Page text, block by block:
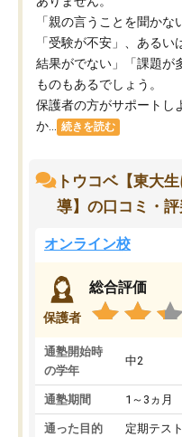
「親の言うことを聞かな
「受験が不安」、あるい
結果がでない」「課題が
ものもあるでしょう。
保護者の方がサポートし
か... 続きを読む
トウコベ【東大
導】の口コミ・評
オンライン校
保護者
総合評価
通塾開始時
の学年
中2
通塾期間 1～3ヵ月
通った目的 定期テス